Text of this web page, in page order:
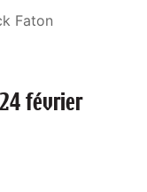
Faton
24 février